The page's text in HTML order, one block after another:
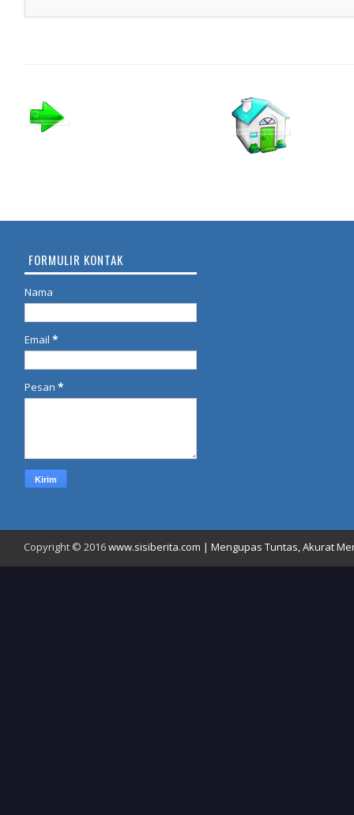
FORMULIR KONTAK
Nama
Email *
Pesan *
Copyright © 2016www.sisiberita.com | Mengupas Tuntas, Akurat